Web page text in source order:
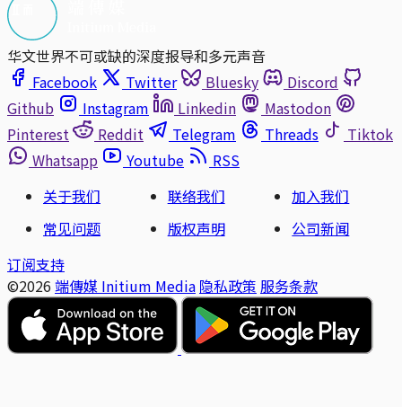
华文世界不可或缺的深度报导和多元声音
Facebook
Twitter Bluesky
Discord
Github
Instagram Linkedin
Mastodon
Pinterest
Reddit Telegram Threads
Tiktok
Whatsapp
Youtube
RSS
关于我们
联络我们
加入我们
常见问题
版权声明
公司新闻
订阅支持
©2026 端傳媒 Initium Media 隐私政策 服务条款